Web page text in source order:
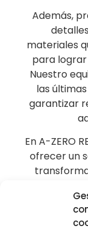
Además,
materiales
para
Nuestro
las
garantizar
En A-ZERO
ofrecer un